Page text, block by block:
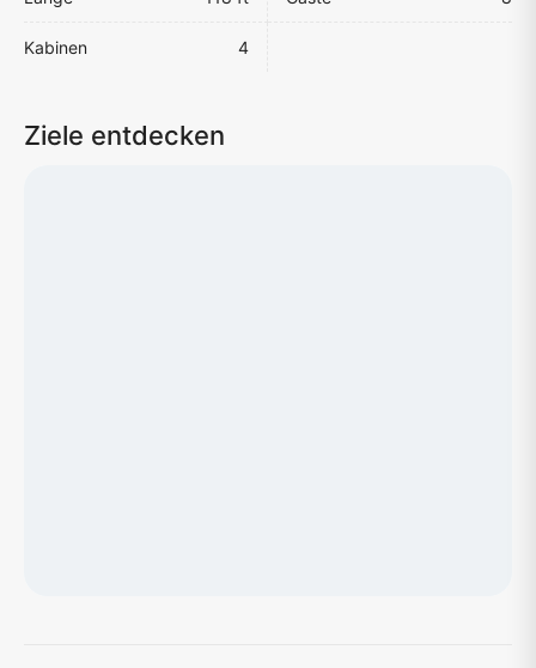
Kabinen 4
Ziele entdecken